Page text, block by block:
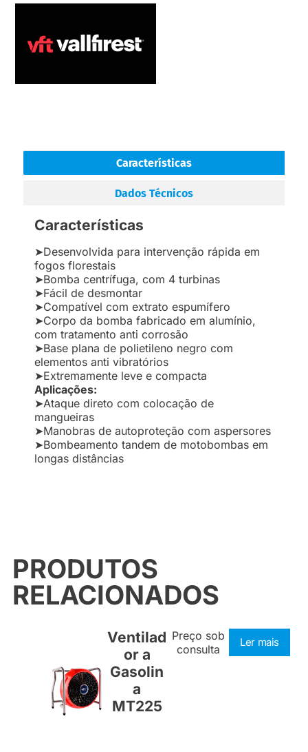
Características
Dados Técnicos
Características
➤Desenvolvida para intervenção rápida em
fogos florestais
➤Bomba centrífuga, com 4 turbinas
➤Fácil de desmontar
➤Compatível com extrato espumífero
➤Corpo da bomba fabricado em alumínio,
com tratamento anti corrosão
➤Base plana de polietileno negro com
elementos anti vibratórios
➤Extremamente leve e compacta
Aplicações:
➤Ataque direto com colocação de
mangueiras
➤Manobras de autoproteção com aspersores
➤Bombeamento tandem de motobombas em
longas distâncias
PRODUTOS
RELACIONADOS
Ventilad
or a
Gasolin
a
MT225
Preço sob
consulta
Ler mais